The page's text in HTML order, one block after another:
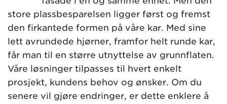
store plassbesparelsen ligger først og fremst
den firkantede formen på våre kar. Med sine
lett avrundede hjørner, framfor helt runde kar,
får man til en større utnyttelse av grunnflaten.
Våre løsninger tilpasses til hvert enkelt
prosjekt, kundens behov og ønsker. Om du
senere vil gjøre endringer, er dette enklere å